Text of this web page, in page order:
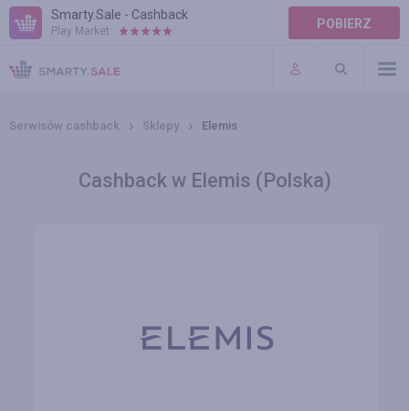
Smarty.Sale - Cashback
Play Market: POBIERZ
POMOC
WARUNKI
Serwisów cashback Sklepy Elemis
Cashback w Elemis (Polska)